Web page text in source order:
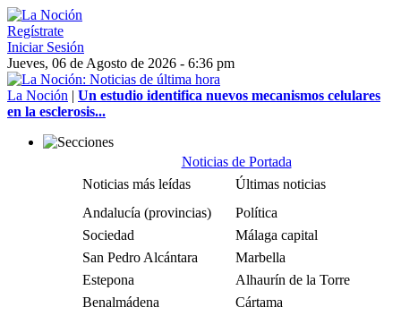
Regístrate
Iniciar Sesión
Jueves, 06 de Agosto de 2026 - 6:36 pm
La Noción | Un estudio identifica nuevos mecanismos celulares
en la esclerosis...
Noticias de Portada
Noticias más leídas
Últimas noticias
Andalucía (provincias)
Política
Sociedad
Málaga capital
San Pedro Alcántara
Marbella
Estepona
Alhaurín de la Torre
Benalmádena
Cártama